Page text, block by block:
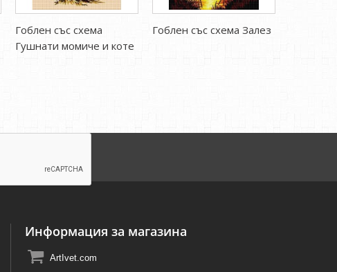
Гоблен със схема
Гушнати момиче и коте
Гоблен със схема Залез
Информация за магазина
ArtIvet.com